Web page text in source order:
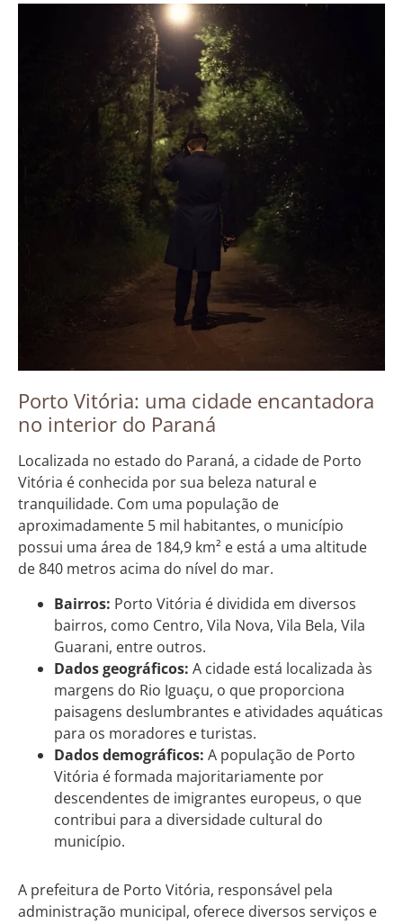
Porto Vitória: uma cidade encantadora
no interior do Paraná
Localizada no estado do Paraná, a cidade de Porto
Vitória é conhecida por sua beleza natural e
tranquilidade. Com uma população de
aproximadamente 5 mil habitantes, o município
possui uma área de 184,9 km² e está a uma altitude
de 840 metros acima do nível do mar.
Bairros: Porto Vitória é dividida em diversos
bairros, como Centro, Vila Nova, Vila Bela, Vila
Guarani, entre outros.
Dados geográficos: A cidade está localizada às
margens do Rio Iguaçu, o que proporciona
paisagens deslumbrantes e atividades aquáticas
para os moradores e turistas.
Dados demográficos: A população de Porto
Vitória é formada majoritariamente por
descendentes de imigrantes europeus, o que
contribui para a diversidade cultural do
município.
A prefeitura de Porto Vitória, responsável pela
administração municipal, oferece diversos serviços e